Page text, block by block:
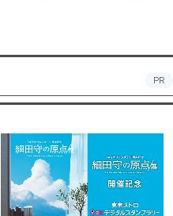
PR